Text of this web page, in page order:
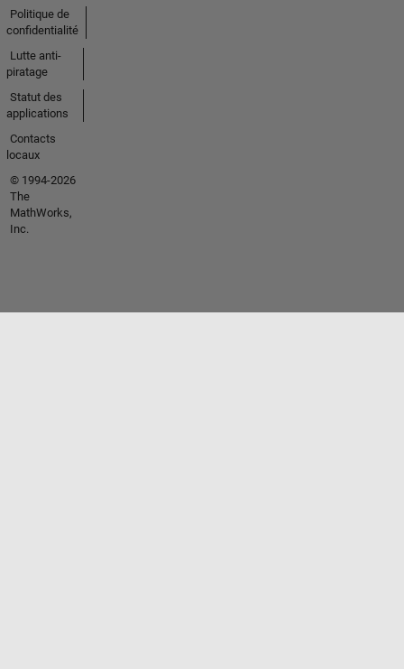
Politique de
confidentialité
Lutte anti-
piratage
Statut des
applications
Contacts
locaux
© 1994-2026
The
MathWorks,
Inc.